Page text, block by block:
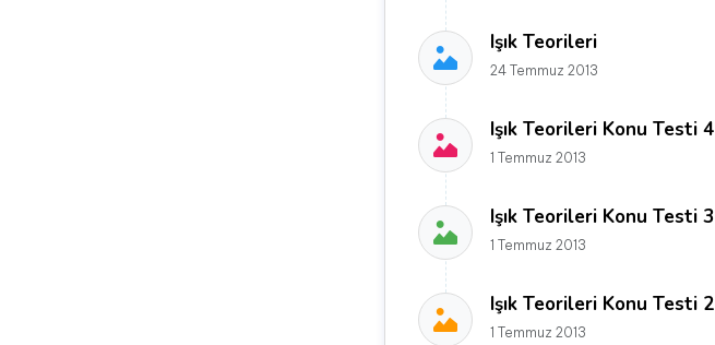
Işık Teorileri
24 Temmuz 2013
Işık Teorileri Konu Testi 4
1 Temmuz 2013
Işık Teorileri Konu Testi 3
1 Temmuz 2013
Işık Teorileri Konu Testi 2
1 Temmuz 2013